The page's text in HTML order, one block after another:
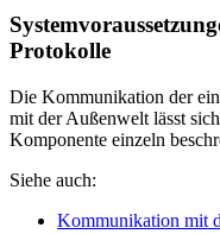
Protokolle
Die Kommunikation der
mit der Außenwelt lässt
Komponente einzeln
Siehe auch:
Kommunikation mit